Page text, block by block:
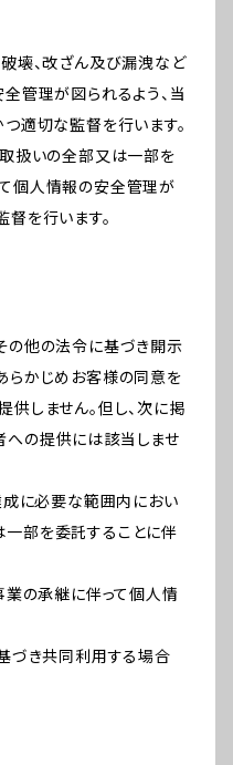
破壊、改ざん及び漏洩など
管理が図られるよう、当
適切な監督を行います。
取扱いの全部又は一部を
個人情報の安全管理が
を行います。
の他の法令に基づき開示
らかじめお客様の同意を
しません。但し、次に掲
の提供には該当しませ
成に必要な範囲内におい
部を委託することに伴
業の承継に伴って個人情
づき共同利用する場合